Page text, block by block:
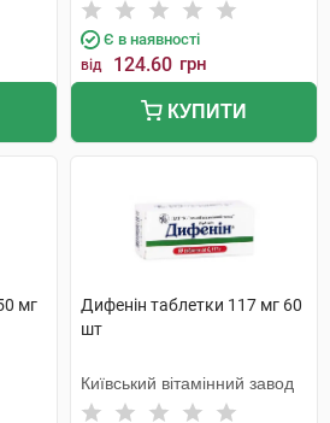
Є в наявності
від 124.60 грн
КУПИТИ
мг
Дифенін таблетки 117 мг 60
шт
Київський вітамінний завод